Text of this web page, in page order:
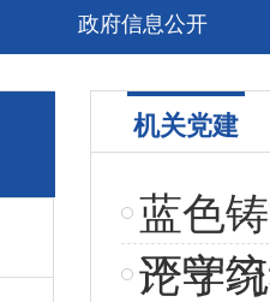
政府信息公开
机关党建
蓝色
论学
严守